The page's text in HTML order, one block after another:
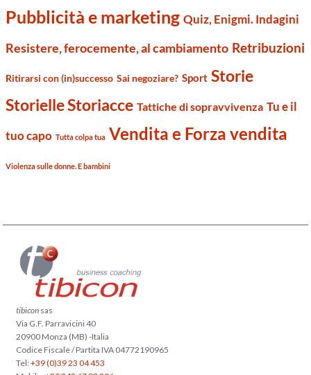
Pubblicità e marketing Quiz, Enigmi. Indagini
Resistere, ferocemente, al cambiamento Retribuzioni
Ritirarsi con (in)successo Sai negoziare? Sport Storie
Storielle Storiacce Tattiche di sopravvivenza Tu e il
tuo capo Tutta colpa tua Vendita e Forza vendita
Violenza sulle donne. E bambini
tibicon sas
Via G.F. Parravicini 40
20900 Monza (MB) -Italia
Codice Fiscale / Partita IVA 04772190965
Tel:+39 (0)39 23 04 453